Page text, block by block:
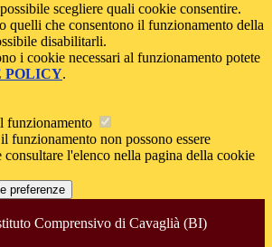
scegliere quali cookie consentire.
quelli che consentono il funzionamento della
disabilitarli.
i cookie necessari al funzionamento potete
POLICY.
funzionamento
funzionamento non possono essere
l'elenco nella pagina della cookie
preferenze
Comprensivo di Cavaglià (BI)